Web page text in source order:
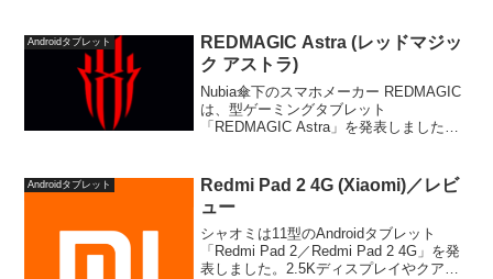
Androidタブレット
REDMAGIC Astra (レッドマジッ
ク アストラ)
Nubia傘下のスマホメーカー REDMAGIC
は、型ゲーミングタブレット
「REDMAGIC Astra」を発表しました。
165Hz駆動の有機...
Androidタブレット
Redmi Pad 2 4G (Xiaomi)／レビ
ュー
シャオミは11型のAndroidタブレット
「Redmi Pad 2／Redmi Pad 2 4G」を発
表しました。2.5Kディスプレイやクアッ